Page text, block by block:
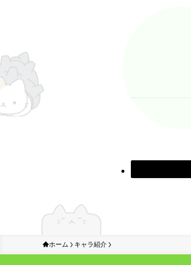
ホーム キャラ紹介